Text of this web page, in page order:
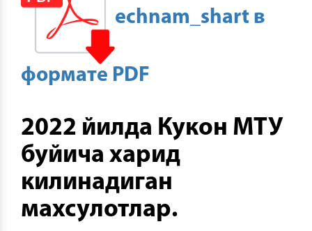
echnam_shart в
формате PDF
2022 йилда Кукон МТУ
буйича харид
килинадиган
махсулотлар.